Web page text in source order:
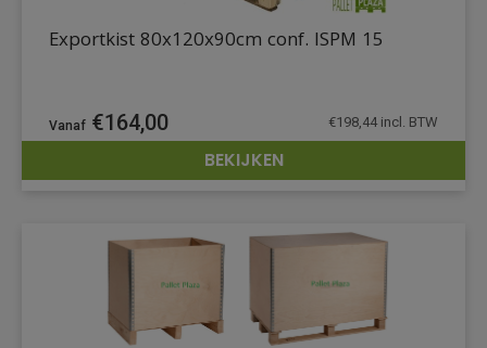
DETAILS
Exportkist 80x120x90cm conf. ISPM 15
€164,00 €198,44 incl. BTW
BEKIJKEN